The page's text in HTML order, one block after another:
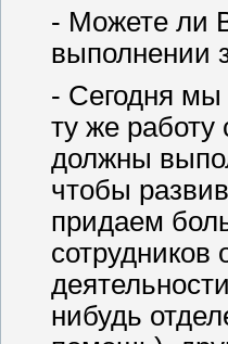
- Можете ли
выполнении
- Сегодня мы
ту же
должны
чтобы
придаем
сотрудников
нибудь